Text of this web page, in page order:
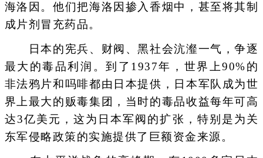
海洛因。他们把海洛因掺入香烟中，甚至将其制
成片剂冒充药品。
日本的宪兵、财阀、黑社会沆瀣一气，争逐
最大的毒品利润。到了1937年，世界上90%的
非法鸦片和吗啡都由日本提供，日本军队成为世
界上最大的贩毒集团，当时的毒品收益每年可高
达3亿美元，这为日本军阀的扩张，特别是为关
东军侵略政策的实施提供了巨额资金来源。